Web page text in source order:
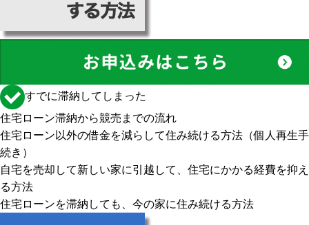
すでに滞納してしまった
住宅ローン滞納から競売までの流れ
住宅ローン以外の借金を減らして住み続ける方法（個人再生手
続き）
自宅を売却して新しい家に引越して、住宅にかかる経費を抑え
る方法
住宅ローンを滞納しても、今の家に住み続ける方法